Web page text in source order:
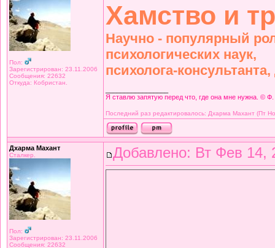
Пол:
Зарегистрирован: 23.11.2006
Сообщения: 22632
Откуда: Кобристан.
Хамство и
Научно - популярный
психологических наук,
психолога-
Я ставлю запятую перед что, где она мне нужна. ©
Последний раз редактировалось: Дхарма Махант (Пт
Дхарма Махант
Сталкер.
Пол:
Зарегистрирован: 23.11.2006
Сообщения: 22632
Добавлено: Вт Фев 14,